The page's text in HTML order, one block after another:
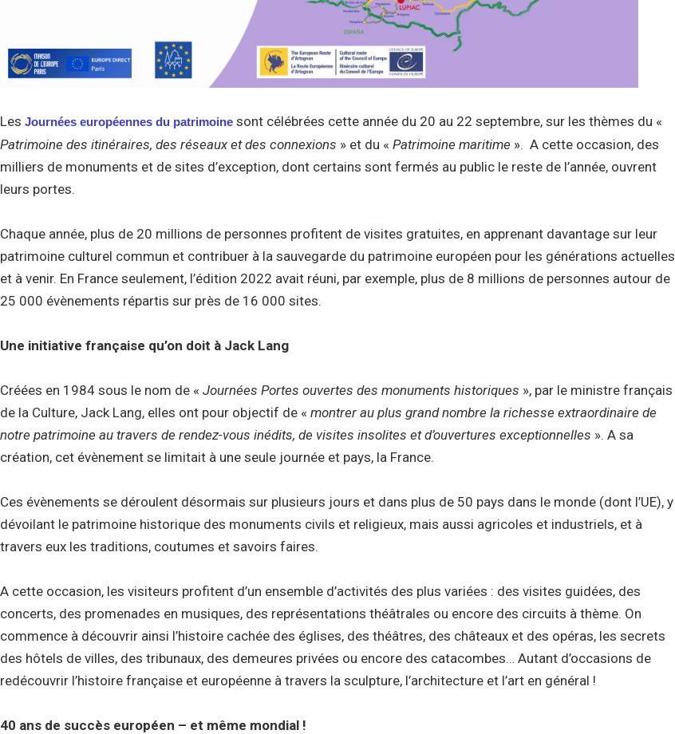
Les Journées européennes du patrimoine sont célébrées cette année du 20 au 22 septembre, sur les thèmes du «
Patrimoine des itinéraires, des réseaux et des connexions » et du « Patrimoine maritime ». A cette occasion, des
milliers de monuments et de sites d’exception, dont certains sont fermés au public le reste de l’année, ouvrent
leurs portes.
Chaque année, plus de 20 millions de personnes profitent de visites gratuites, en apprenant davantage sur leur
patrimoine culturel commun et contribuer à la sauvegarde du patrimoine européen pour les générations actuelles
et à venir. En France seulement, l’édition 2022 avait réuni, par exemple, plus de 8 millions de personnes autour de
25 000 évènements répartis sur près de 16 000 sites.
Une initiative française qu’on doit à Jack Lang
Créées en 1984 sous le nom de « Journées Portes ouvertes des monuments historiques », par le ministre français
de la Culture, Jack Lang, elles ont pour objectif de « montrer au plus grand nombre la richesse extraordinaire de
notre patrimoine au travers de rendez-vous inédits, de visites insolites et d’ouvertures exceptionnelles ». A sa
création, cet évènement se limitait à une seule journée et pays, la France.
Ces évènements se déroulent désormais sur plusieurs jours et dans plus de 50 pays dans le monde (dont l’UE), y
dévoilant le patrimoine historique des monuments civils et religieux, mais aussi agricoles et industriels, et à
travers eux les traditions, coutumes et savoirs faires.
A cette occasion, les visiteurs profitent d’un ensemble d’activités des plus variées : des visites guidées, des
concerts, des promenades en musiques, des représentations théâtrales ou encore des circuits à thème. On
commence à découvrir ainsi l’histoire cachée des églises, des théâtres, des châteaux et des opéras, les secrets
des hôtels de villes, des tribunaux, des demeures privées ou encore des catacombes… Autant d’occasions de
redécouvrir l’histoire française et européenne à travers la sculpture, l’architecture et l’art en général !
40 ans de succès européen – et même mondial !